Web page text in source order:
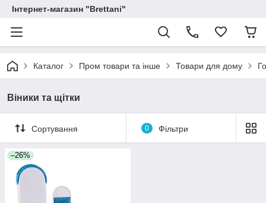
Інтернет-магазин "Brettani"
Каталог Пром товари та інше Товари для дому
Віники та щітки
Сортування 0 Фільтри
–26%